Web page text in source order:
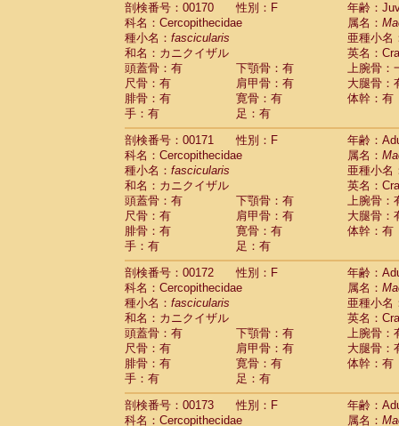
剖検番号：00170
性別：F
年齢：
科名：Cercopithecidae
属名：
種小名： fascicularis
亜種小名
和名：カニクイザル
英名：
頭蓋骨：有
下顎骨：有
上腕骨：
尺骨：有
肩甲骨：有
大腿骨：
腓骨：有
寛骨：有
体幹：有
手：有
足：有
剖検番号：00171
性別：F
年齢：
科名：Cercopithecidae
属名：
種小名： fascicularis
亜種小名
和名：カニクイザル
英名：
頭蓋骨：有
下顎骨：有
上腕骨：
尺骨：有
肩甲骨：有
大腿骨：
腓骨：有
寛骨：有
体幹：有
手：有
足：有
剖検番号：00172
性別：F
年齢：
科名：Cercopithecidae
属名：
種小名： fascicularis
亜種小名
和名：カニクイザル
英名：
頭蓋骨：有
下顎骨：有
上腕骨：
尺骨：有
肩甲骨：有
大腿骨：
腓骨：有
寛骨：有
体幹：有
手：有
足：有
剖検番号：00173
性別：F
年齢：
科名：Cercopithecidae
属名：